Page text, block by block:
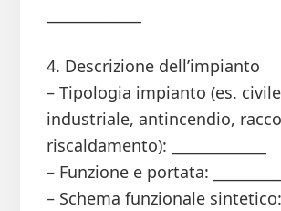
4. Descrizione dell’impianto
– Tipologia impianto (es.
industriale, antincendio,
riscaldamento): _____________
– Funzione e portata:
– Schema funzionale sintetico: